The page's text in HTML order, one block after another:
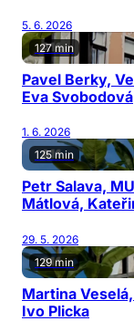
5. 6. 2026
127 min
Pavel Berky,
Eva Svobodová
1. 6. 2026
125 min
Petr Salava,
Mátlová,
29. 5. 2026
129 min
Martina
Ivo Plicka